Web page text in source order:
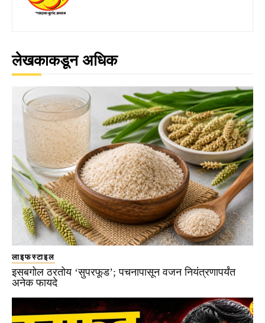
लेखकाकडून अधिक
लाइफस्टाइल
इसबगोल ठरतोय ‘सुपरफूड’; पचनापासून वजन नियंत्रणापर्यंत
अनेक फायदे